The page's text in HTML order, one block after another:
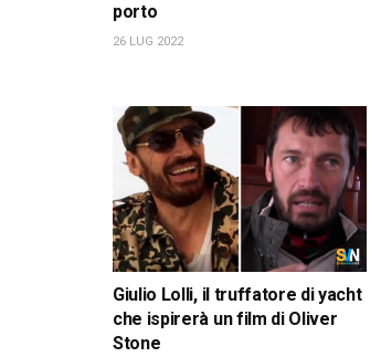
porto
26 LUG 2022
Giulio Lolli, il truffatore di yacht
che ispirerà un film di Oliver
Stone